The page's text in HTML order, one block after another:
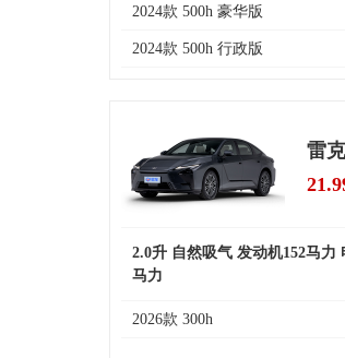
2024款 500h 豪华版
2024款 500h 行政版
雷
2.0升 自然吸气 发动机152马力
马力
2026款 300h